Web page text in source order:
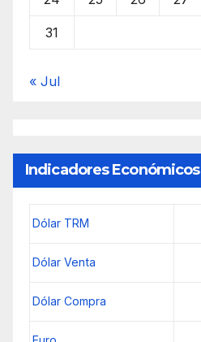
31
« Jul
Indicadores Económicos
Dólar TRM
Dólar Venta
Dólar Compra